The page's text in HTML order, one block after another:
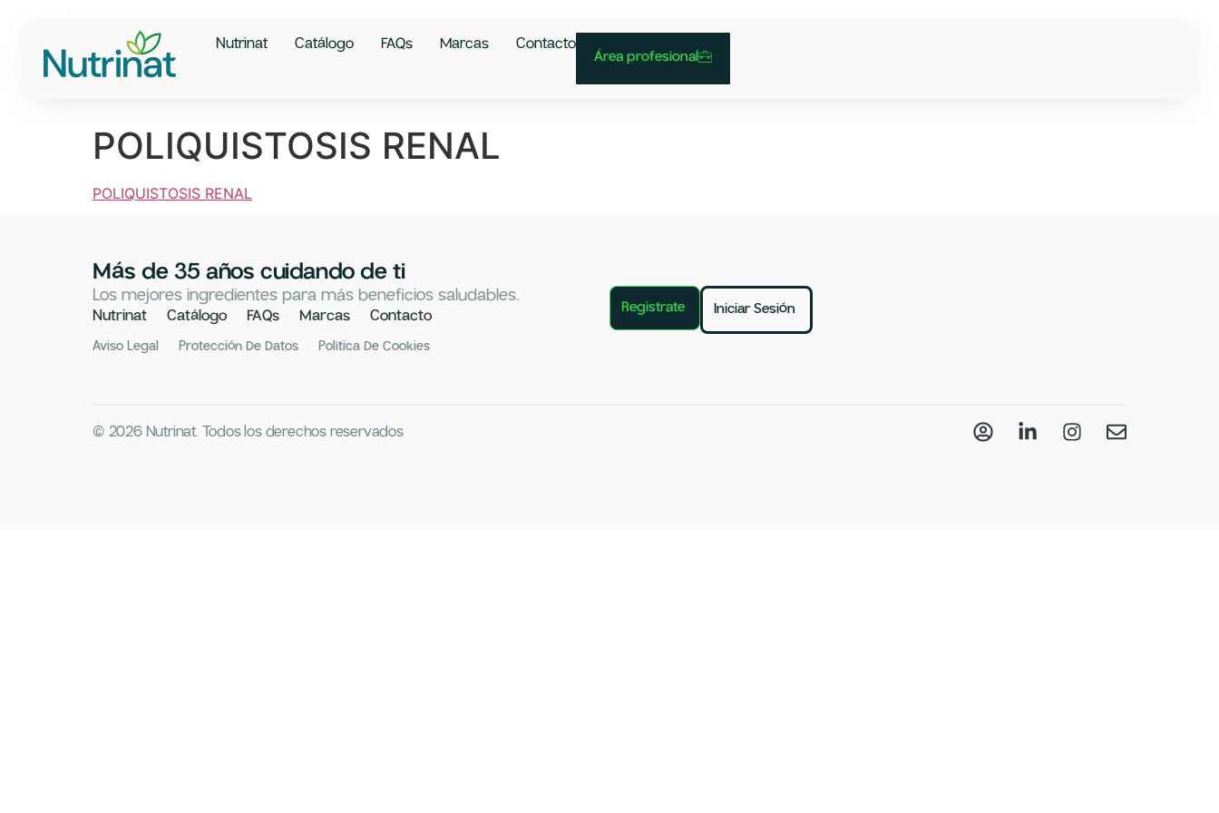
Nutrinat Catálogo FAQs Marcas Contacto
Área profesional
POLIQUISTOSIS RENAL
POLIQUISTOSIS RENAL
Más de 35 años cuidando de ti
Los mejores ingredientes para más beneficios saludables.
Nutrinat Catálogo FAQs Marcas Contacto
Aviso Legal Protección De Datos Política De Cookies
Registrate Iniciar Sesión
© 2026 Nutrinat. Todos los derechos reservados